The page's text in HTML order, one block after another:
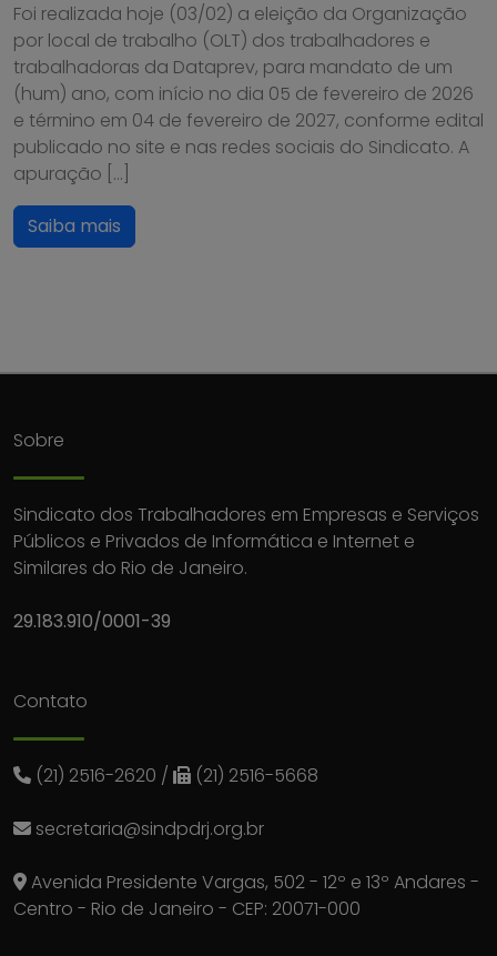
Foi realizada hoje (03/02) a eleição da Organização
por local de trabalho (OLT) dos trabalhadores e
trabalhadoras da Dataprev, para mandato de um
(hum) ano, com início no dia 05 de fevereiro de 2026
e término em 04 de fevereiro de 2027, conforme edital
publicado no site e nas redes sociais do Sindicato. A
apuração […]
Saiba mais
Sobre
Sindicato dos Trabalhadores em Empresas e Serviços
Públicos e Privados de Informática e Internet e
Similares do Rio de Janeiro.
29.183.910/0001-39
Contato
(21) 2516-2620 / (21) 2516-5668
secretaria@sindpdrj.org.br
Avenida Presidente Vargas, 502 - 12º e 13º Andares -
Centro - Rio de Janeiro - CEP: 20071-000